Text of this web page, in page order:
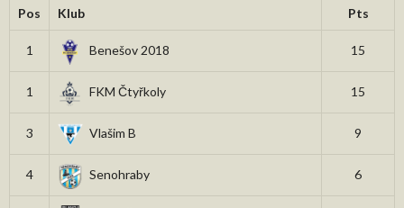
Pos Klub Pts
1 Benešov 2018 15
1 FKM Čtyřkoly 15
3 Vlašim B 9
4 Senohraby 6